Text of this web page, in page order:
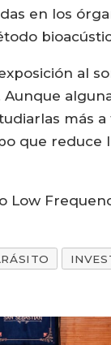
en los
al
más
que reduce
Low